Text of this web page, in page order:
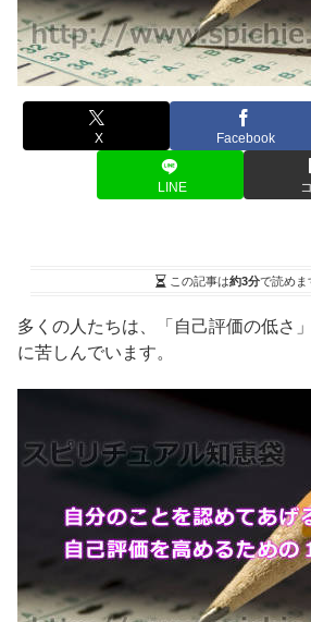
X Facebook
LINE
この記事は約3分で読めま
多くの人たちは、「自己評価の低さ
に苦しんでいます。